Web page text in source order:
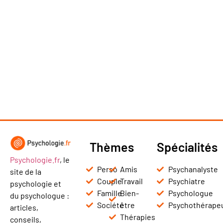
Psychologie.fr, le
site de la
psychologie et
du psychologue :
articles,
conseils,
Thèmes
Perso
Couple
Famille
Société
Amis
Travail
Bien-
être
Thérapies
Spécialités
Psychanalyste
Psychiatre
Psychologue